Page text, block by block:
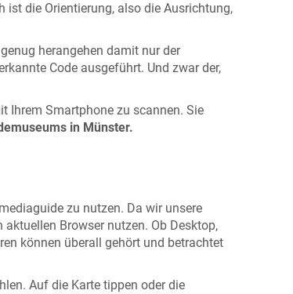
ist die Orientierung, also die Ausrichtung,
herangehen damit nur der
Code ausgeführt. Und zwar der,
Ihrem Smartphone zu scannen. Sie
in Münster.
zu nutzen. Da wir unsere
Browser nutzen. Ob Desktop,
können überall gehört und betrachtet
Auf die Karte tippen oder die